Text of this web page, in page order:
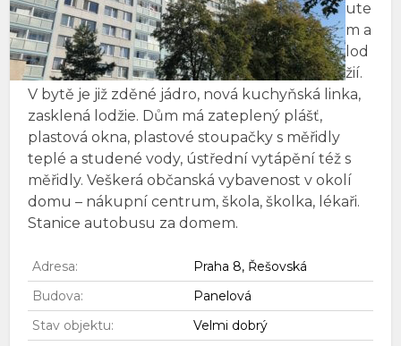
ute
m a
lod
žií.
V bytě je již zděné jádro, nová kuchyňská linka,
zasklená lodžie. Dům má zateplený plášť,
plastová okna, plastové stoupačky s měřidly
teplé a studené vody, ústřední vytápění též s
měřidly. Veškerá občanská vybavenost v okolí
domu – nákupní centrum, škola, školka, lékaři.
Stanice autobusu za domem.
Adresa:
Praha 8, Řešovská
Budova:
Panelová
Stav objektu:
Velmi dobrý